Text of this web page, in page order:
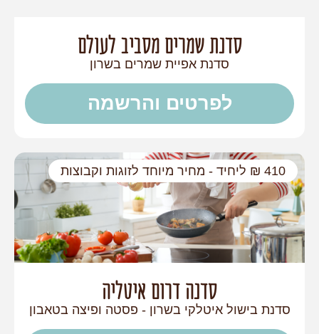
סדנת שמרים מסביב לעולם
סדנת אפיית שמרים בשרון
לפרטים והרשמה
410 ₪ ליחיד - מחיר מיוחד לזוגות וקבוצות
סדנה דרום איטליה
סדנת בישול איטלקי בשרון - פסטה ופיצה בטאבון